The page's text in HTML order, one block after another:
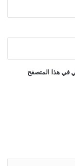
في هذا المتصفح